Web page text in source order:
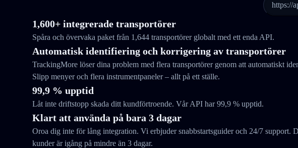
https://
1,600+ integrerade transportörer
Spåra och övervaka paket från 1,644 transportörer globalt med ett enda API.
Automatisk identifiering och korrigering av transportörer
TrackingMore löser dina problem med flera transportörer genom att automatiskt
Slipp menyer och flera instrumentpaneler – allt på ett ställe.
99,9 % upptid
Låt inte driftstopp skada ditt kundförtroende. Vår API har 99,9 % upptid.
Klart att använda på bara 3 dagar
Oroa dig inte för lång integration. Vi erbjuder snabbstartsguider och 24/7 support.
kunder är igång på mindre än 3 dagar.